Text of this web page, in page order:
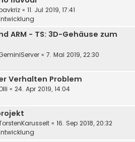
« 11. Jul 2019, 17:41
ARM - TS: 3D-Gehäuse zum
« 7. Mai 2019, 22:30
Verhalten Problem
« 24. Apr 2019, 14:04
« 16. Sep 2018, 20:32